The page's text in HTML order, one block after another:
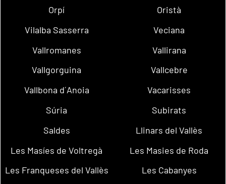
Orpí
Oristà
Vilalba Sasserra
Veciana
Vallromanes
Vallirana
Vallgorguina
Vallcebre
Vallbona d´Anoia
Vacarisses
Súria
Subirats
Saldes
Llinars del Vallès
Les Masíes de Voltregà
Les Masies de Roda
Les Franqueses del Vallès
Les Cabanyes